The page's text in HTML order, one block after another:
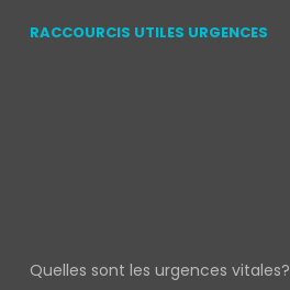
RACCOURCIS UTILES URGENCES
Quelles sont les urgences vitales?